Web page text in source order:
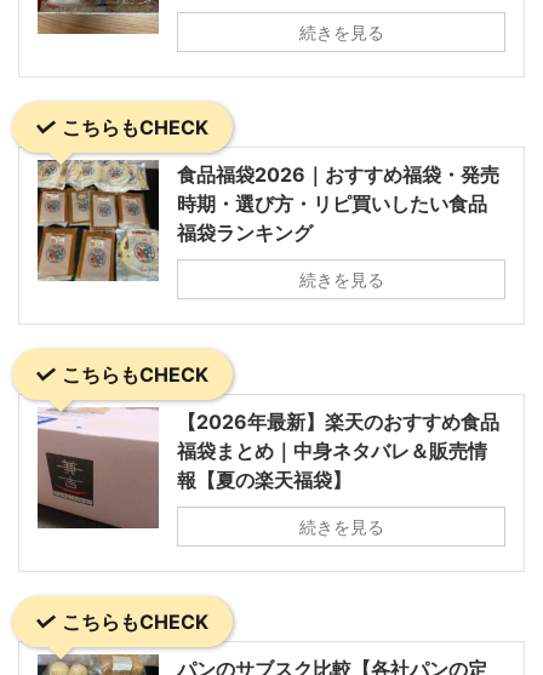
続きを見る
こちらもCHECK
食品福袋2026｜おすすめ福袋・発売
時期・選び方・リピ買いしたい食品
福袋ランキング
続きを見る
こちらもCHECK
【2026年最新】楽天のおすすめ食品
福袋まとめ｜中身ネタバレ＆販売情
報【夏の楽天福袋】
続きを見る
こちらもCHECK
パンのサブスク比較【各社パンの定